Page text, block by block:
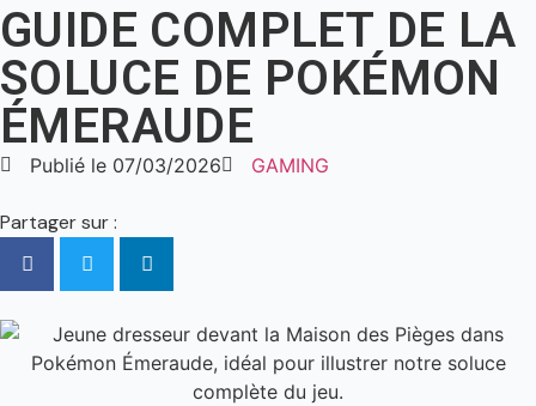
GUIDE COMPLET DE LA
SOLUCE DE POKÉMON
ÉMERAUDE
Publié le 07/03/2026 GAMING
Partager sur :